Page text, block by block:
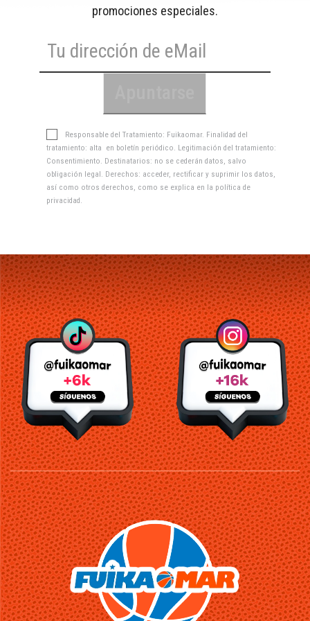
promociones especiales.
Responsable del Tratamiento: Fuikaomar. Finalidad del
tratamiento: alta en boletín periódico. Legitimación del tratamiento:
Consentimiento. Destinatarios: no se cederán datos, salvo
obligación legal. Derechos: acceder, rectificar y suprimir los datos,
así como otros derechos, como se explica en la política de
privacidad